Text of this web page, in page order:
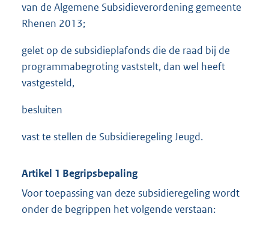
van de Algemene Subsidieverordening gemeente
Rhenen 2013;
gelet op de subsidieplafonds die de raad bij de
programmabegroting vaststelt, dan wel heeft
vastgesteld,
besluiten
vast te stellen de Subsidieregeling Jeugd.
Artikel 1 Begripsbepaling
Voor toepassing van deze subsidieregeling wordt
onder de begrippen het volgende verstaan: